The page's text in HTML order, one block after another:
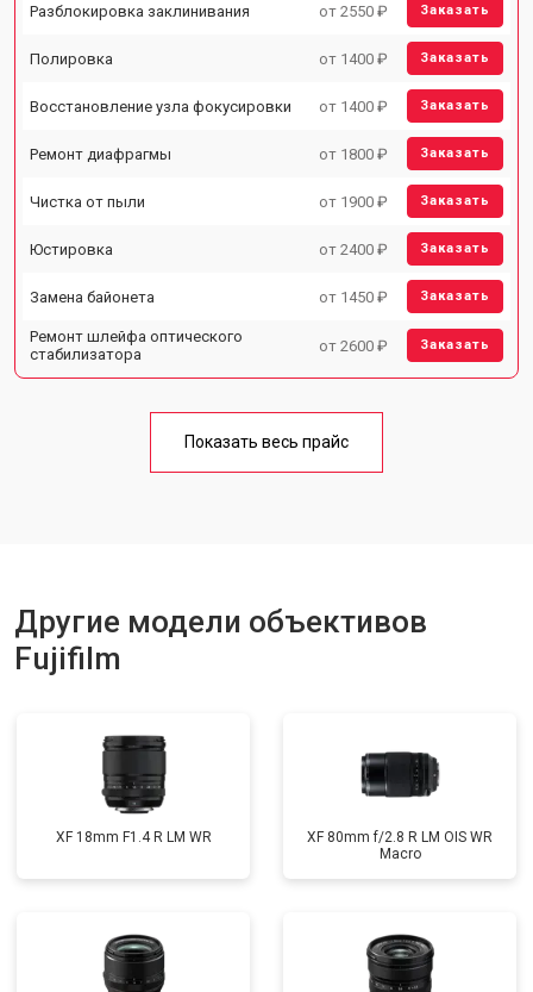
Разблокировка заклинивания от 2550 ₽ Заказать
Полировка от 1400 ₽ Заказать
Восстановление узла фокусировки от 1400 ₽ Заказать
Ремонт диафрагмы от 1800 ₽ Заказать
Чистка от пыли от 1900 ₽ Заказать
Юстировка от 2400 ₽ Заказать
Замена байонета от 1450 ₽ Заказать
Ремонт шлейфа оптического
стабилизатора
от 2600 ₽ Заказать
Показать весь прайс
Другие модели объективов
Fujifilm
XF 18mm F1.4 R LM WR
XF 80mm f/2.8 R LM OIS WR
Macro